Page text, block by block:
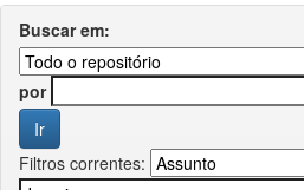
Buscar em:
por
Filtros correntes: